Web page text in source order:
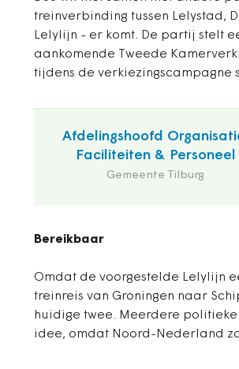
treinverbinding tussen Lelystad,
Lelylijn - er komt. De partij stelt
aankomende Tweede
tijdens de verkiezingscampagne
Afdelingshoofd
Faciliteiten & Personeel
Gemeente Tilburg
Bereikbaar
Omdat de voorgestelde Lelylijn
treinreis van Groningen naar
huidige twee. Meerdere
idee, omdat Noord-Nederland